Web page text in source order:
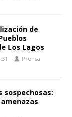
de
Los Lagos
Prensa
sospechosas: